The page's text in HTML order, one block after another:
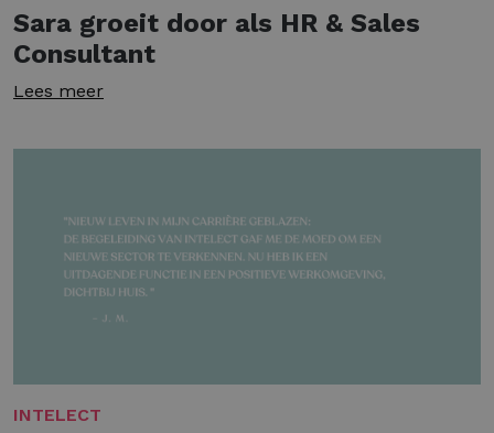
Sara groeit door als HR & Sales
Consultant
Lees meer
INTELECT